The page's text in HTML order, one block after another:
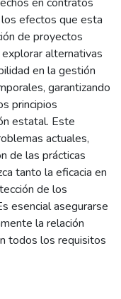
efectos que esta
de proyectos
alternativas
en la gestión
garantizando
principios
estatal. Este
actuales,
de las prácticas
tanto la eficacia en
de los
esencial asegurarse
la relación
todos los requisitos